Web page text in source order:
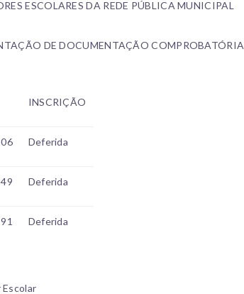
ESCOLARES DA REDE PÚBLICA MUNICIPAL
DE DOCUMENTAÇÃO COMPROBATÓRIA
INSCRIÇÃO
Deferida
Deferida
Deferida